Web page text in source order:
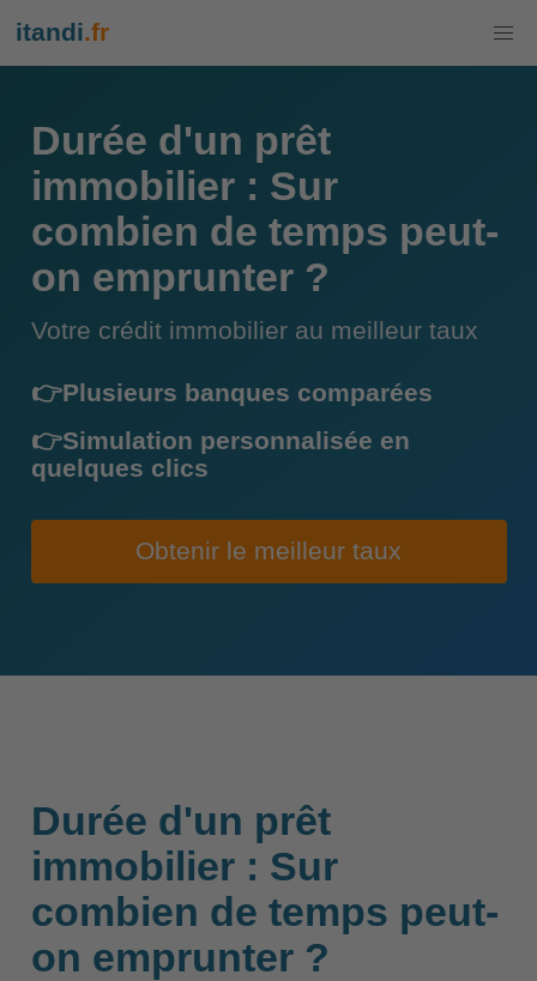
itandi.fr
Durée d'un prêt
immobilier : Sur
combien de temps peut-
on emprunter ?
Votre crédit immobilier au meilleur taux
👉Plusieurs banques comparées
👉Simulation personnalisée en
quelques clics
Obtenir le meilleur taux
Durée d'un prêt
immobilier : Sur
combien de temps peut-
on emprunter ?